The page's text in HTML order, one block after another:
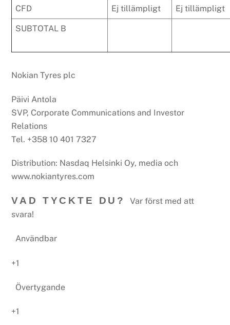
CFD Ej tillämpligt Ej tillämpligt
SUBTOTAL B
Nokian Tyres plc
Päivi Antola
SVP, Corporate Communications and Investor
Relations
Tel. +358 10 401 7327
Distribution: Nasdaq Helsinki Oy, media och
www.nokiantyres.com
VAD TYCKTE DU?Var först med att
svara!
Användbar
+1
Övertygande
+1